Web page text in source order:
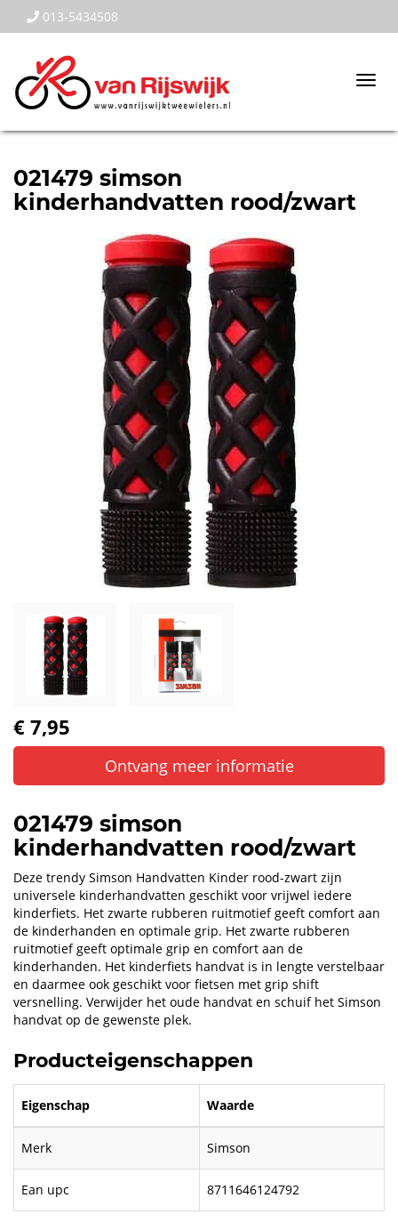
013-5434508
021479 simson
kinderhandvatten rood/zwart
€ 7,95
Ontvang meer informatie
021479 simson
kinderhandvatten rood/zwart
Deze trendy Simson Handvatten Kinder rood-zwart zijn
universele kinderhandvatten geschikt voor vrijwel iedere
kinderfiets. Het zwarte rubberen ruitmotief geeft comfort aan
de kinderhanden en optimale grip. Het zwarte rubberen
ruitmotief geeft optimale grip en comfort aan de
kinderhanden. Het kinderfiets handvat is in lengte verstelbaar
en daarmee ook geschikt voor fietsen met grip shift
versnelling. Verwijder het oude handvat en schuif het Simson
handvat op de gewenste plek.
Producteigenschappen
Eigenschap Waarde
Merk Simson
Ean upc 8711646124792